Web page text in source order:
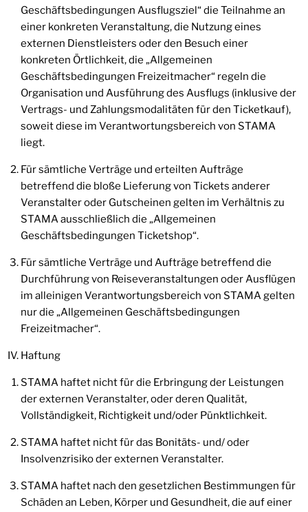
Geschäftsbedingungen Ausflugsziel“ die Teilnahme an
einer konkreten Veranstaltung, die Nutzung eines
externen Dienstleisters oder den Besuch einer
konkreten Örtlichkeit, die „Allgemeinen
Geschäftsbedingungen Freizeitmacher“ regeln die
Organisation und Ausführung des Ausflugs (inklusive der
Vertrags- und Zahlungsmodalitäten für den Ticketkauf),
soweit diese im Verantwortungsbereich von STAMA
liegt.
Für sämtliche Verträge und erteilten Aufträge
betreffend die bloße Lieferung von Tickets anderer
Veranstalter oder Gutscheinen gelten im Verhältnis zu
STAMA ausschließlich die „Allgemeinen
Geschäftsbedingungen Ticketshop“.
Für sämtliche Verträge und Aufträge betreffend die
Durchführung von Reiseveranstaltungen oder Ausflügen
im alleinigen Verantwortungsbereich von STAMA gelten
nur die „Allgemeinen Geschäftsbedingungen
Freizeitmacher“.
Haftung
STAMA haftet nicht für die Erbringung der Leistungen
der externen Veranstalter, oder deren Qualität,
Vollständigkeit, Richtigkeit und/oder Pünktlichkeit.
STAMA haftet nicht für das Bonitäts- und/ oder
Insolvenzrisiko der externen Veranstalter.
STAMA haftet nach den gesetzlichen Bestimmungen für
Schäden an Leben, Körper und Gesundheit, die auf einer